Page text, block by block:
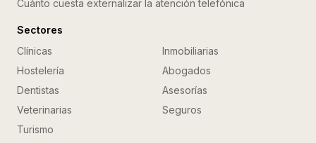
Cuánto cuesta externalizar la atención telefónica
Sectores
Clínicas
Inmobiliarias
Hostelería
Abogados
Dentistas
Asesorías
Veterinarias
Seguros
Turismo